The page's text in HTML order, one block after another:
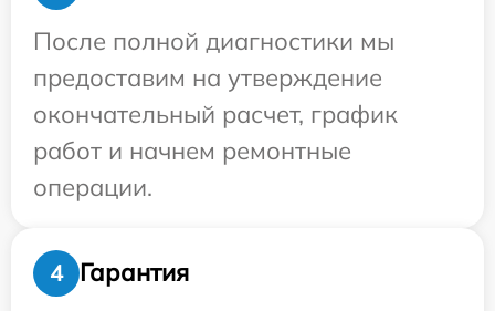
После полной диагностики мы
предоставим на утверждение
окончательный расчет, график
работ и начнем ремонтные
операции.
4 Гарантия